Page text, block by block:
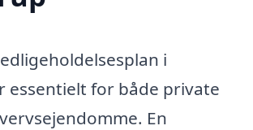
i
essentielt for både private
En